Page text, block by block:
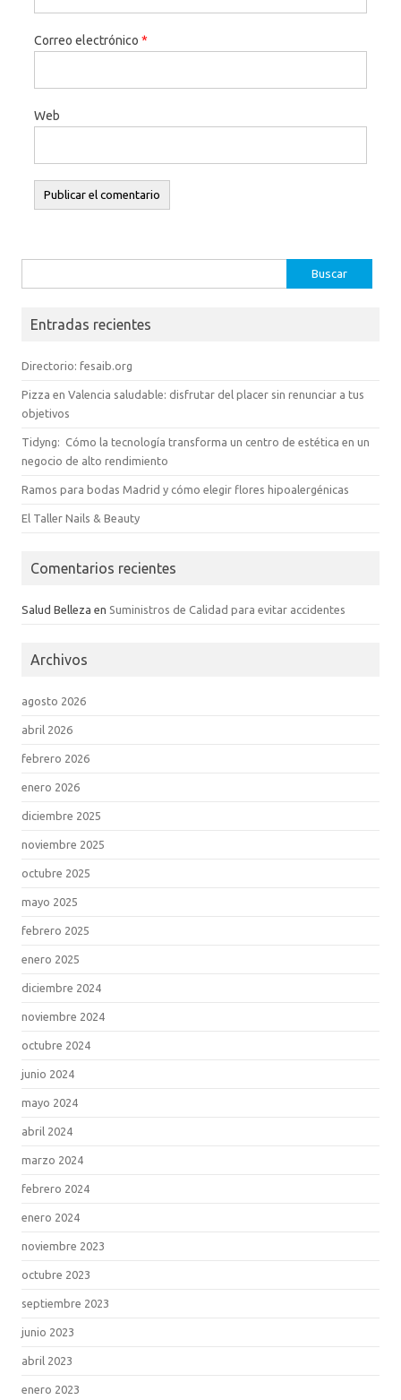
Correo electrónico *
Web
Entradas recientes
Directorio: fesaib.org
Pizza en Valencia saludable: disfrutar del placer sin renunciar a tus
objetivos
Tidyng: Cómo la tecnología transforma un centro de estética en un
negocio de alto rendimiento
Ramos para bodas Madrid y cómo elegir flores hipoalergénicas
El Taller Nails & Beauty
Comentarios recientes
Salud Belleza en Suministros de Calidad para evitar accidentes
Archivos
agosto 2026
abril 2026
febrero 2026
enero 2026
diciembre 2025
noviembre 2025
octubre 2025
mayo 2025
febrero 2025
enero 2025
diciembre 2024
noviembre 2024
octubre 2024
junio 2024
mayo 2024
abril 2024
marzo 2024
febrero 2024
enero 2024
noviembre 2023
octubre 2023
septiembre 2023
junio 2023
abril 2023
enero 2023